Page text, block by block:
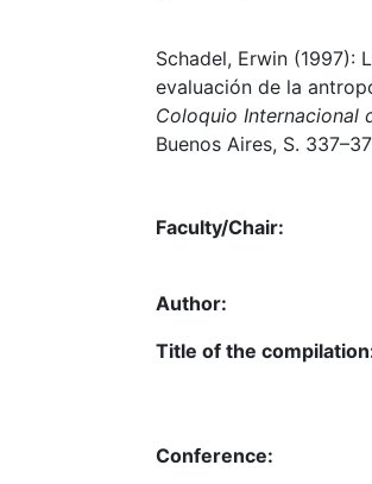
Schadel, Erwin (1997):
evaluación de la
Coloquio Internacional
Buenos Aires, S.
Faculty/Chair:
Author:
Title of the
Conference: